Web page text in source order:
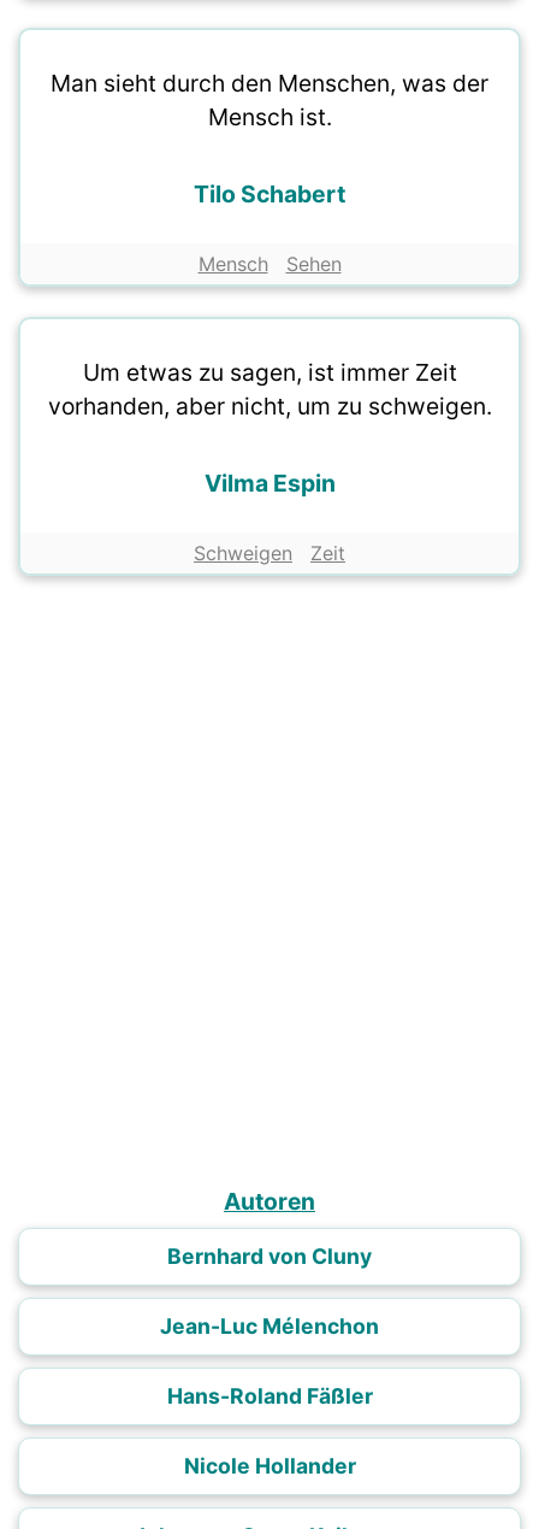
Man sieht durch den Menschen, was der
Mensch ist.
Tilo Schabert
Mensch Sehen
Um etwas zu sagen, ist immer Zeit
vorhanden, aber nicht, um zu schweigen.
Vilma Espin
Schweigen Zeit
Autoren
Bernhard von Cluny
Jean-Luc Mélenchon
Hans-Roland Fäßler
Nicole Hollander